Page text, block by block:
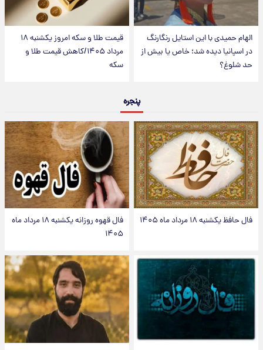
الهام حمیدی با این استایل رنگارنگ
در اسپانیا دیده شد؛ خاص یا بیش از
حد شلوغ؟
قیمت طلا و سکه امروز یکشنبه ۱۸
مرداد ۱۴۰۵/کاهش قیمت طلا و
سکه
پنجره
فال حافظ یکشنبه ۱۸ مرداد ماه ۱۴۰۵
فال قهوه روزانه یکشنبه ۱۸ مرداد ماه
۱۴۰۵